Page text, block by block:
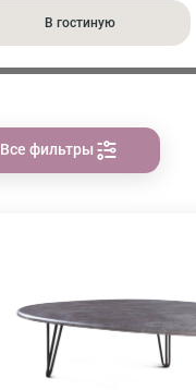
В гостиную
Все фильтры